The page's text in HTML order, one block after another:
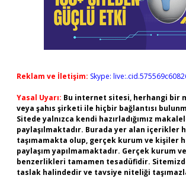
Reklam ve İletişim: Skype:
Yasal Uyarı: Bu internet sitesi, herhangi bir
veya şahıs şirketi ile hiçbir bağlantısı
Sitede yalnızca kendi hazırladığımız
paylaşılmaktadır. Burada yer alan içerikler
taşımamakta olup, gerçek kurum ve kişiler
paylaşım yapılmamaktadır. Gerçek kurum
benzerlikleri tamamen tesadüfidir.
taslak halindedir ve tavsiye niteliği